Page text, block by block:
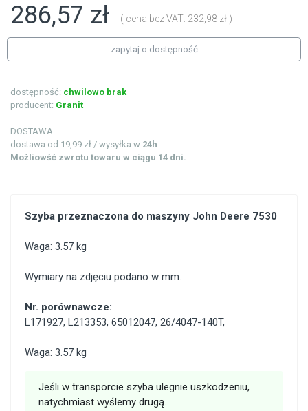
286,57 zł ( cena bez VAT: 232,98 zł )
zapytaj o dostępność
dostępność: chwilowo brak
producent: Granit
DOSTAWA
dostawa od 19,99 zł / wysyłka w 24h
Możliowść zwrotu towaru w ciągu 14 dni.
Szyba przeznaczona do maszyny John Deere 7530
Waga: 3.57 kg
Wymiary na zdjęciu podano w mm.
Nr. porównawcze:
L171927, L213353, 65012047, 26/4047-140T,
Waga: 3.57 kg
Jeśli w transporcie szyba ulegnie uszkodzeniu,
natychmiast wyślemy drugą.